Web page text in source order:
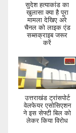
सुदेश हत्याकांड का
खुलासा क्या है पूरा
मामला देखिए अरे
चैनल को लाइक एंड
सब्सक्राइब जरूर
करें
उत्तराखंड ट्रांसपोर्ट
वेलफेयर एसोसिएशन
ने इस सेफ्टी बिल को
लेकर किया विरोध